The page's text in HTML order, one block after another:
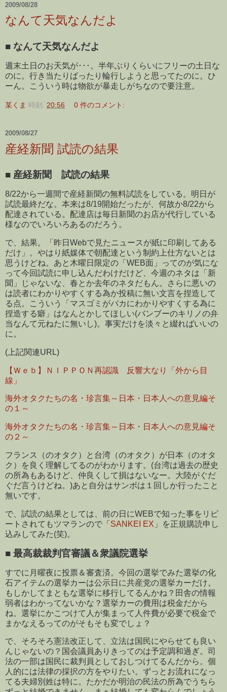
2009/08/28
なんて天気なんだよ
■ なんて天気なんだよ
週末土日のお天気が･･･。半年ぶりくらいにフリーの土日な
のに。行き当たりばったり輪行しようと思ってたのに。ひ
ーん。こういう時は物欲が暴走しがちなので要注意。
某くま 時刻: 20:56 0 件のコメント:
2009/08/27
産経新聞 試読の結果
■ 産経新聞 試読の結果
8/22から一週間で産経新聞の無料試読をしている。明日が
試読最終だな。本来は8/19開始だったが、何故か8/22から
配達されている。配達店は毎日新聞のお店が代行している
様なのでいろいろあるのだろう。
で、結果。「昨日Webで見たニュースが紙に印刷してある
だけ」。やはり紙媒体で朝配達という制約上仕方ないとは
思うけどね。あと木曜日限定の「WEB面」ってのが気にな
って今回試読に申し込んだわけだけど、今週のネタは「新
聞」じゃないな、春とか去年のネタだもん。さらに悪いの
は読者にわかりやすくする為か投稿に無い文言を捏造して
る点。こういう「マスゴミがバカにわかりやすくする為に
捏造する癖」はなんとかしてほしい(バンブーのキリノの弁
当なんて元ねたに無いし)。事実だけを淡々と綴ればいいの
に。
(上記関連URL)
【Ｗｅｂ】ＮＩＰＰＯＮ再認識 反響大なり「外から目
線」
海外オタクたちの名・珍言集～日本・日本人への意見編そ
の１～
海外オタクたちの名・珍言集～日本・日本人への意見編そ
の２～
フランス（のオタク）と台湾（のオタク）が日本（のオタ
ク）を良く理解してるのがわかります。(台湾は過去の歴史
の所為もあるけど、仲良くして損はないなー。大陸がぐだ
ぐだ言うけどね。)あと自分はサンボは１回しか行ったこと
無いです。
で、試読の結果としては、前の日にWEBで知った事をリピ
ートされてもツマランので「 SANKEI EX 」を正規購読申し
込みしてみた(笑)。
■ 最高裁裁判官審議＆衆議院選挙
すでに月曜夜に投票＆審査済。今回の選挙でみた選挙の化
石アイテムの選挙カーは公示日に共産党の選挙カーだけ。
もしかしてまともな選挙に移行してるんかね？田舎の情報
弱者はわかってないかな？選挙カーの費用は税金だから
ね。選挙にかこつけて人が集まって人件費が必要で税金で
まかなえるってのがそもそも変でしょ？
で、そろそろ憲法改正して、立法は国民にやらせても良い
んじゃないの？国会議員ありきってのは予定調和過ぎ。司
法の一部は国民に裁判員としておしつけてるんだから。個
人的には法律の採択の方をやりたい。ずっとお流れになっ
てる夫婦別姓は特に。たかだか明治の民法の所為でうちら